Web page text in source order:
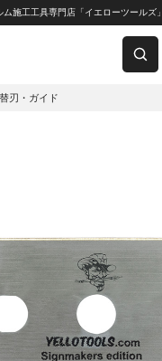
につきまして
ム施工工具専門店「イエローツールズ」
替刃・ガイド